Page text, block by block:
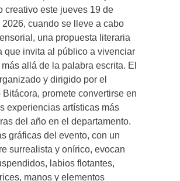
creativo este jueves 19 de
2026, cuando se lleve a cabo
una propuesta literaria
que invita al público a vivenciar
más allá de la palabra escrita. El
y dirigido por el
promete convertirse en
experiencias artísticas más
del año en el departamento.
gráficas del evento, con un
surrealista y onírico, evocan
labios flotantes,
manos y elementos